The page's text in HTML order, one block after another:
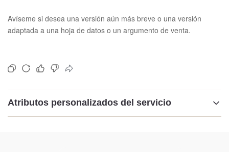
Avíseme si desea una versión aún más breve o una versión
adaptada a una hoja de datos o un argumento de venta.
Atributos personalizados del servicio